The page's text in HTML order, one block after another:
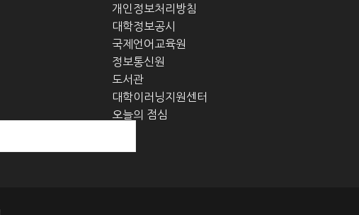
개인정보처리방침
대학정보공시
국제언어교육원
정보통신원
도서관
대학이러닝지원센터
오늘의 점심